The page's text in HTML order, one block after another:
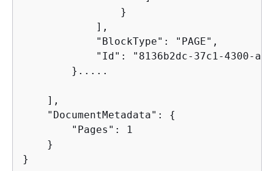
                }
            ],
            "BlockType": "PAGE",
"Id": "8136b2dc-37c1-4300-
        }.....
    ],
    "DocumentMetadata":
{
        "Pages": 1
    }
}